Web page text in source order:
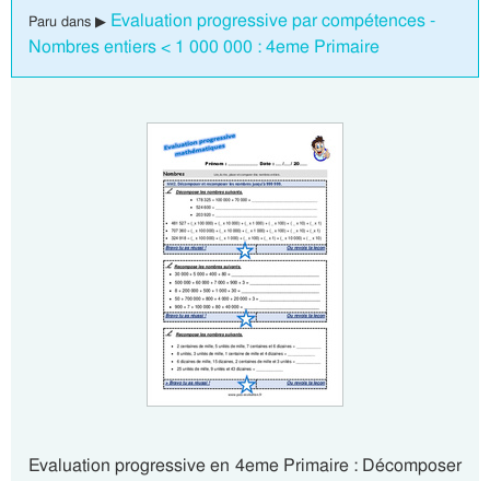
Paru dans ▶ Evaluation progressive par compétences -
Nombres entiers < 1 000 000 : 4eme Primaire
Evaluation progressive en 4eme Primaire : Décomposer